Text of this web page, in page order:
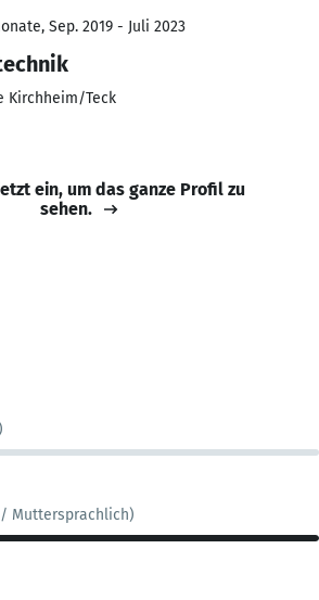
Sep. 2019 - Juli 2023
Kirchheim/Teck
ein, um das ganze Profil zu
sehen.
Muttersprachlich)